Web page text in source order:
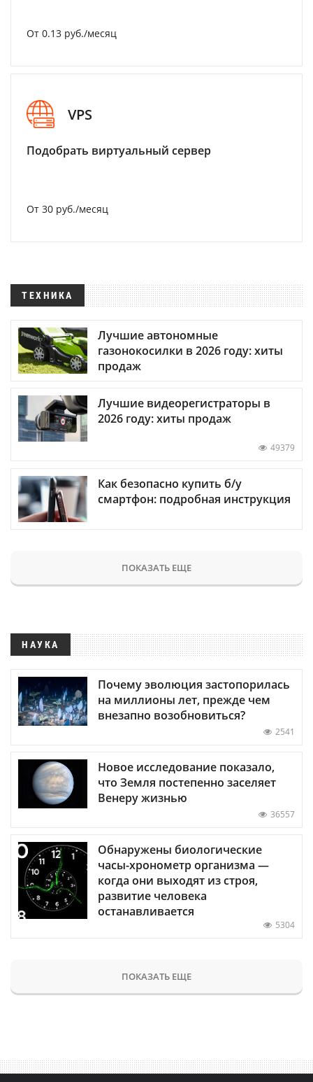
От 0.13 руб./месяц
VPS
Подобрать виртуальный сервер
От 30 руб./месяц
ТЕХНИКА
Лучшие автономные
газонокосилки в 2026 году: хиты
продаж
Лучшие видеорегистраторы в
2026 году: хиты продаж
49379
Как безопасно купить б/у
смартфон: подробная инструкция
ПОКАЗАТЬ ЕЩЕ
НАУКА
Почему эволюция застопорилась
на миллионы лет, прежде чем
внезапно возобновиться?
2541
Новое исследование показало,
что Земля постепенно заселяет
Венеру жизнью
36557
Обнаружены биологические
часы-хронометр организма —
когда они выходят из строя,
развитие человека
останавливается
5304
ПОКАЗАТЬ ЕЩЕ